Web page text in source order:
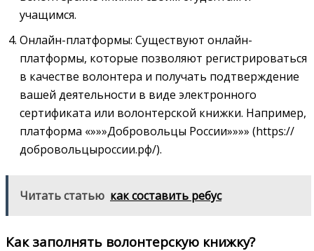
учащимся.
Онлайн-платформы: Существуют онлайн-
платформы, которые позволяют регистрироваться
в качестве волонтера и получать подтверждение
вашей деятельности в виде электронного
сертификата или волонтерской книжки. Например,
платформа «»»»Добровольцы России»»»» (https://
добровольцыроссии.рф/).
Читать статью как составить ребус
Как заполнять волонтерскую книжку?